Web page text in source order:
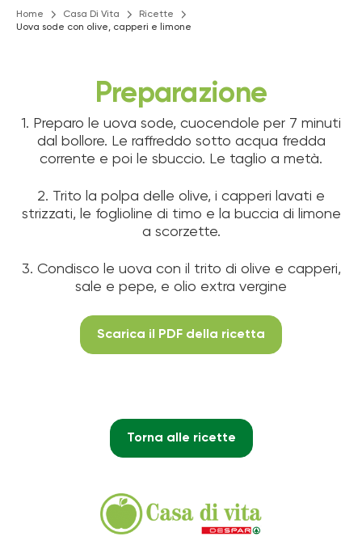
Home Casa Di Vita
Ricette
Uova sode con olive, capperi e limone
Preparazione
1. Preparo le uova sode, cuocendole per 7 minuti
dal bollore. Le raffreddo sotto acqua fredda
corrente e poi le sbuccio. Le taglio a metà.
2. Trito la polpa delle olive, i capperi lavati e
strizzati, le foglioline di timo e la buccia di limone
a scorzette.
3. Condisco le uova con il trito di olive e capperi,
sale e pepe, e olio extra vergine
Scarica il PDF della ricetta
Torna alle ricette